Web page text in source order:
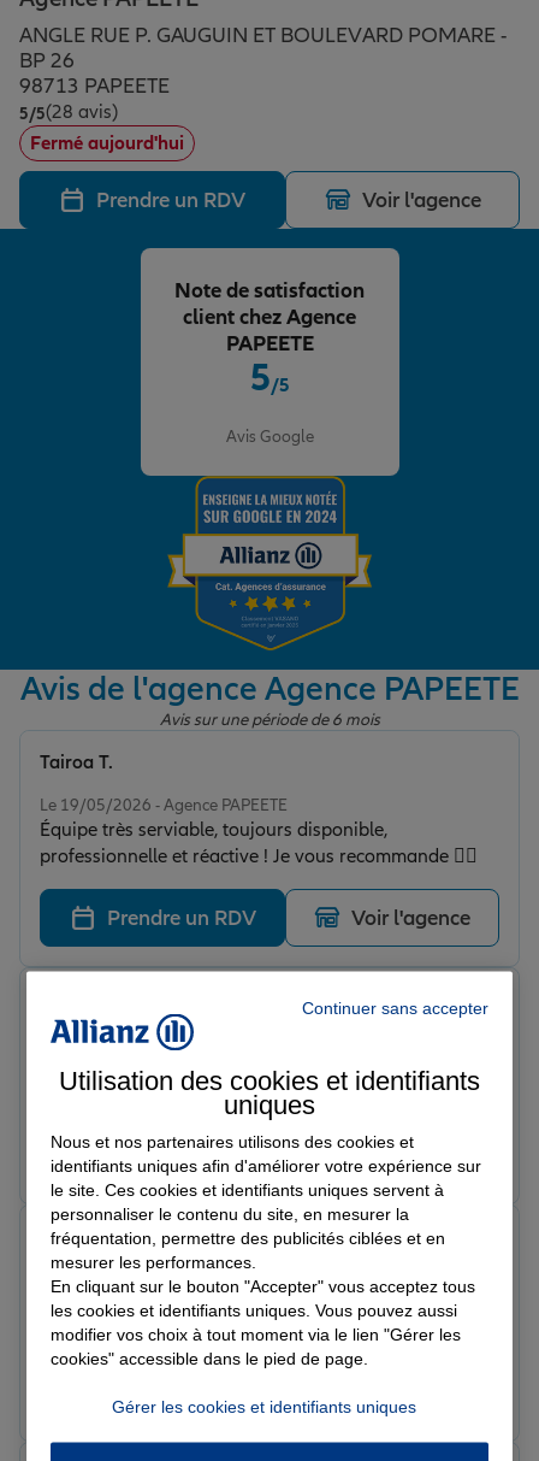
Assurance emprunteur
Prévoyance et dépendance
Assurance animal de compagnie
Protection de la famille
Protection juridique
Épargne & retraite
Plan épargne retraite
Assurance vie
Investissements immobiliers
Vos projets
Partir en vacances
Préparer l’avenir
Conseil assurance
Assurance habitation
Le Pack Famille
Garantie des accidents de la vie
Assurance scolaire
Protection juridique
Tous nos devis d'assurance
ANGLE RUE P. GAUGUIN ET BOULEVARD POMARE -
BP 26
98713 PAPEETE
5/5Note de 5 sur 5
(28 avis)
Fermé aujourd'hui
Prendre un RDV Voir l'agence
5/5
Avis Google
Note de satisfaction
client chez Agence
PAPEETE
Avis de l'agence Agence PAPEETE
Avis sur une période de 6 mois
Le 19/05/2026 - Agence PAPEETE
Équipe très serviable, toujours disponible,
professionnelle et réactive ! Je vous recommande 👌🏼
Tairoa T.
Prendre un RDV Voir l'agence
Note de 5 sur 5
Le 24/02/2026 - Agence PAPEETE
Des conseillère de qualité ! Qui prennent le temps de
repondre a toutes nos questions ! Je Le recommande
Prendre un RDV Voir l'agence
Note de 5 sur 5
Le 17/02/2026 - Agence PAPEETE
J’ai reçue un bel accueil , la commerciale sourire aux
lèvres .j’ai vraiment aimer 🥰et elle etait très
professionnelle . Elle s’appelle Edith . Ça fait toujours
journée de travail . Maururu.
Gerhilde F.
Continuer sans accepter
Utilisation des cookies et identifiants
uniques
Nous et nos partenaires utilisons des cookies et
identifiants uniques afin d'améliorer votre expérience sur
le site. Ces cookies et identifiants uniques servent à
personnaliser le contenu du site, en mesurer la
fréquentation, permettre des publicités ciblées et en
mesurer les performances.
En cliquant sur le bouton "Accepter" vous acceptez tous
les cookies et identifiants uniques. Vous pouvez aussi
modifier vos choix à tout moment via le lien "Gérer les
cookies" accessible dans le pied de page.
Gérer les cookies et identifiants uniques